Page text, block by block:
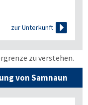
zur Unterkunft 
zu verstehen.
von Samnaun